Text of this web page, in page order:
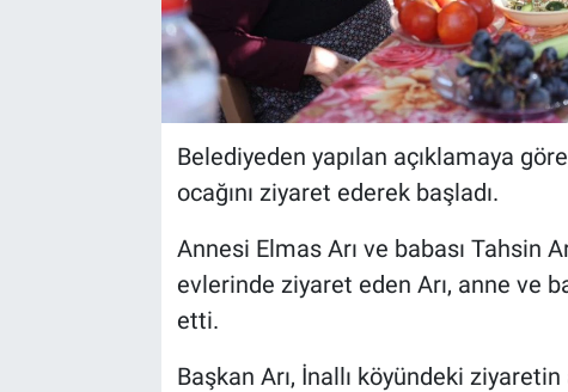
Belediyeden yapılan açıklamaya
ocağını ziyaret ederek başladı.
Annesi Elmas Arı ve babası Tahsin
evlerinde ziyaret eden Arı, anne ve
etti.
Başkan Arı, İnallı köyündeki